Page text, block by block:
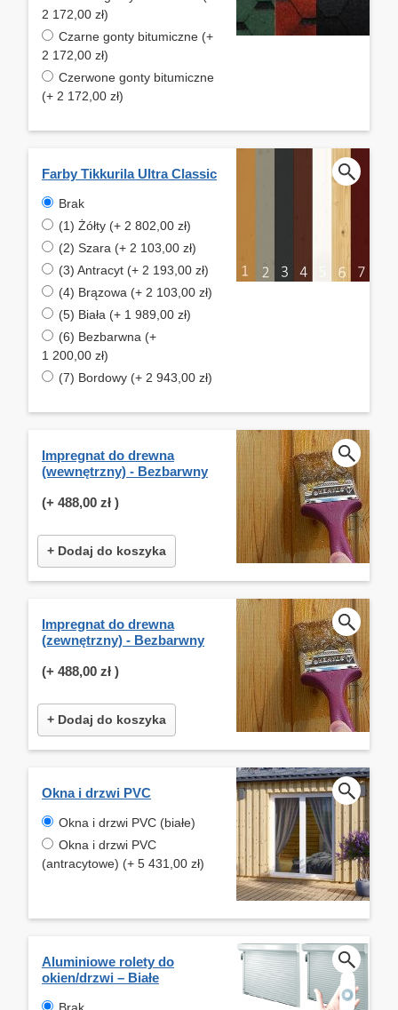
2 172,00 zł)
Czarne gonty bitumiczne (+
2 172,00 zł)
Czerwone gonty bitumiczne
(+ 2 172,00 zł)
Farby Tikkurila Ultra Classic
Brak
(1) Żółty (+ 2 802,00 zł)
(2) Szara (+ 2 103,00 zł)
(3) Antracyt (+ 2 193,00 zł)
(4) Brązowa (+ 2 103,00 zł)
(5) Biała (+ 1 989,00 zł)
(6) Bezbarwna (+
1 200,00 zł)
(7) Bordowy (+ 2 943,00 zł)
Impregnat do drewna
(wewnętrzny) - Bezbarwny
(+ 488,00 zł )
+ Dodaj do koszyka
Impregnat do drewna
(zewnętrzny) - Bezbarwny
(+ 488,00 zł )
+ Dodaj do koszyka
Okna i drzwi PVC
Okna i drzwi PVC (białe)
Okna i drzwi PVC
(antracytowe) (+ 5 431,00 zł)
Aluminiowe rolety do
okien/drzwi – Białe
Brak